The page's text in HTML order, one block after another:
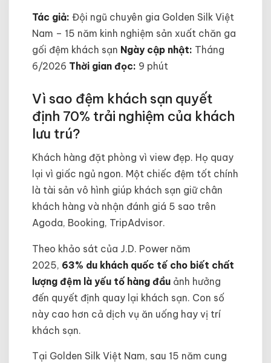
Tác giả: Đội ngũ chuyên gia Golden Silk Việt
Nam – 15 năm kinh nghiệm sản xuất chăn ga
gối đệm khách sạn Ngày cập nhật: Tháng
6/2026 Thời gian đọc: 9 phút
Vì sao đệm khách sạn quyết
định 70% trải nghiệm của khách
lưu trú?
Khách hàng đặt phòng vì view đẹp. Họ quay
lại vì giấc ngủ ngon. Một chiếc đệm tốt chính
là tài sản vô hình giúp khách sạn giữ chân
khách hàng và nhận đánh giá 5 sao trên
Agoda, Booking, TripAdvisor.
Theo khảo sát của J.D. Power năm
2025, 63% du khách quốc tế cho biết chất
lượng đệm là yếu tố hàng đầu ảnh hưởng
đến quyết định quay lại khách sạn. Con số
này cao hơn cả dịch vụ ăn uống hay vị trí
khách sạn.
Tại Golden Silk Việt Nam, sau 15 năm cung